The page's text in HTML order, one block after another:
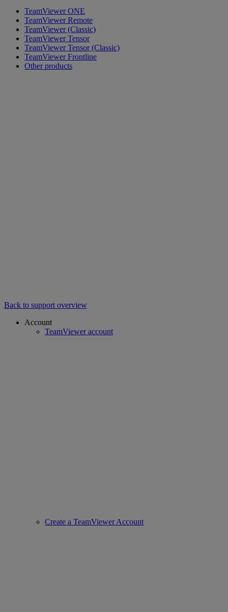
TeamViewer ONE
TeamViewer Remote
TeamViewer (Classic)
TeamViewer Tensor
TeamViewer Tensor (Classic)
TeamViewer Frontline
Other products
Back to support overview
Account
TeamViewer account
Create a TeamViewer Account